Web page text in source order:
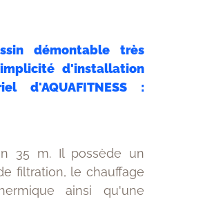
démontable très
d'installation
:
35 m. Il possède un
filtration, le chauffage
ainsi qu'une